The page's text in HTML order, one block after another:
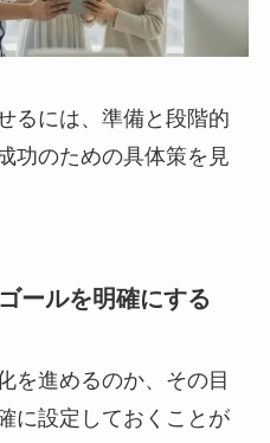
るには、準備と段階的
功のための具体策を見
ールを明確にする
を進めるのか、その目
に設定しておくことが